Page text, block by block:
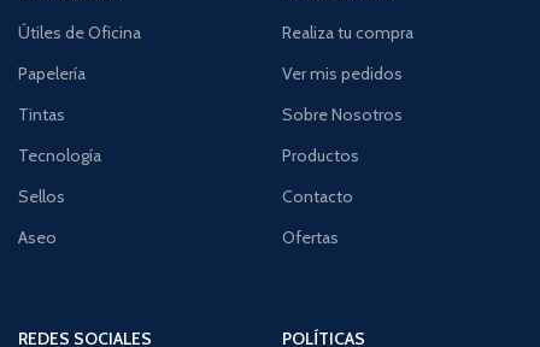
Útiles de Oficina
Papelería
Tintas
Tecnología
Sellos
Aseo
Realiza tu compra
Ver mis pedidos
Sobre Nosotros
Productos
Contacto
Ofertas
REDES SOCIALES
POLÍTICAS